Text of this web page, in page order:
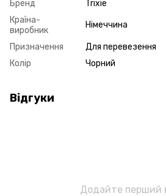
Бренд
Trixie
Країна-
виробник
Німеччина
Призначення
Для перевезення
Колір
Чорний
Відгуки
Додайте перший